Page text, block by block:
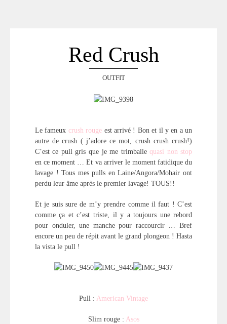
LOOKBOOK
ARCHIVES
Red Crush
OUTFIT
Le fameux crush rouge est arrivé ! Bon et il y en a un
autre de crush ( j’adore ce mot, crush crush crush!)
C’est ce pull gris que je me trimballequasi non stop
en ce moment … Et va arriver le moment fatidique du
lavage ! Tous mes pulls en Laine/Angora/Mohair ont
perdu leur âme après le premier lavage! TOUS!!
Et je suis sure de m’y prendre comme il faut ! C’est
comme ça et c’est triste, il y a toujours une rebord
pour onduler, une manche pour raccourcir … Bref
encore un peu de répit avant le grand plongeon ! Hasta
la vista le pull !
Pull : American Vintage
Slim rouge : Asos